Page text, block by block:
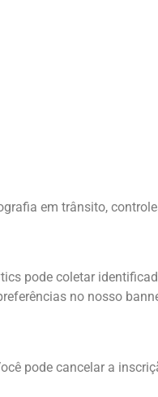
em trânsito,
pode coletar
no nosso
pode cancelar a